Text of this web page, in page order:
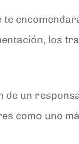
los
un
como uno